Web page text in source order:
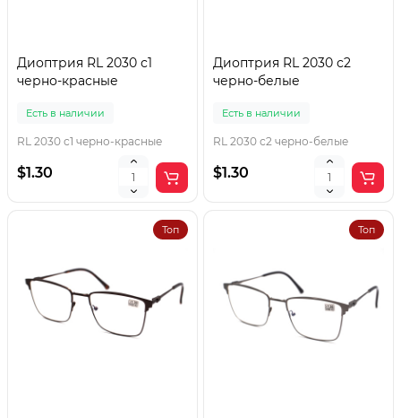
Диоптрия RL 2030 с1
черно-красные
Есть в наличии
RL 2030 с1 черно-красные
$1.30
Диоптрия RL 2030 с2
черно-белые
Есть в наличии
RL 2030 с2 черно-белые
$1.30
Топ Топ